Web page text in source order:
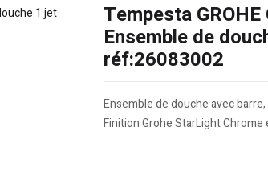
Tempesta
Ensemble de
réf:26083002
Ensemble de douche avec
Finition Grohe StarLight Chrome